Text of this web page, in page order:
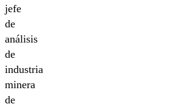
jefe
de
análisis
de
industria
minera
de